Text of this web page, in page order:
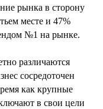
рынка в сторону
месте и 47%
№1 на рынке.
различаются
сосредоточен
как крупные
в свои цели